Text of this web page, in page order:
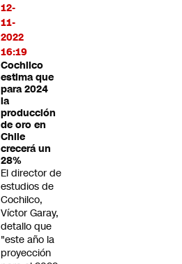
12-
11-
2022
16:19
Cochilco
estima que
para 2024
la
producción
de oro en
Chile
crecerá un
28%
El director de
estudios de
Cochilco,
Víctor Garay,
detallo que
"este año la
proyección